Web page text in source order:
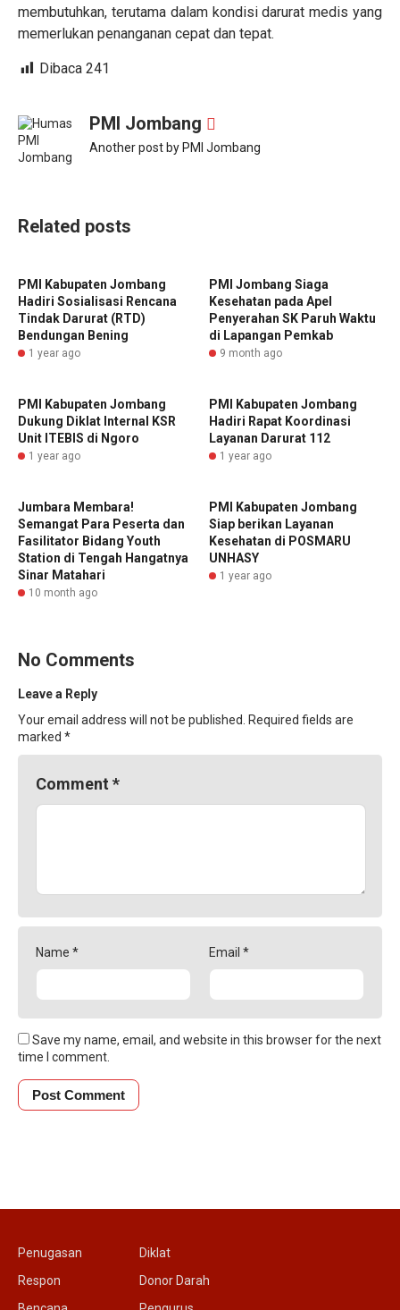
membutuhkan, terutama dalam kondisi darurat medis yang
memerlukan penanganan cepat dan tepat.
Dibaca 241
PMI Jombang
Another post by PMI Jombang
Related posts
PMI Kabupaten Jombang
Hadiri Sosialisasi Rencana
Tindak Darurat (RTD)
Bendungan Bening
1 year ago
PMI Jombang Siaga
Kesehatan pada Apel
Penyerahan SK Paruh Waktu
di Lapangan Pemkab
9 month ago
PMI Kabupaten Jombang
Dukung Diklat Internal KSR
Unit ITEBIS di Ngoro
1 year ago
PMI Kabupaten Jombang
Hadiri Rapat Koordinasi
Layanan Darurat 112
1 year ago
Jumbara Membara!
Semangat Para Peserta dan
Fasilitator Bidang Youth
Station di Tengah Hangatnya
Sinar Matahari
10 month ago
PMI Kabupaten Jombang
Siap berikan Layanan
Kesehatan di POSMARU
UNHASY
1 year ago
No Comments
Leave a Reply
Your email address will not be published.
Required fields are
marked *
Comment *
Name * Email *
Save my name, email, and website in this browser for the next
time I comment.
Penugasan
Respon
Diklat
Donor Darah